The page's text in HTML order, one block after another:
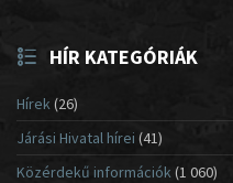
HÍR KATEGÓRIÁK
Hírek(26)
Járási Hivatal hírei (41)
Közérdekű információk(1 060)